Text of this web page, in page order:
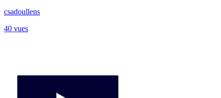
csadoullens
40 vues